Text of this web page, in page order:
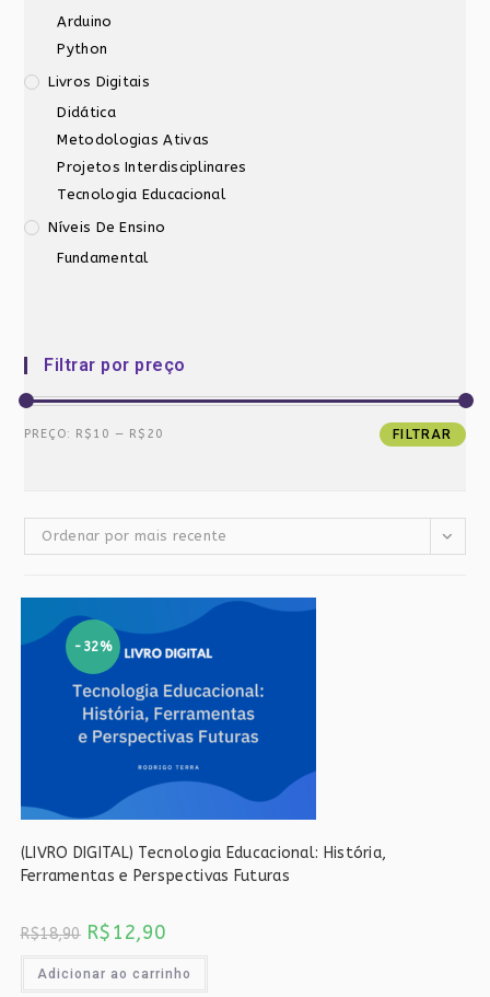
Arduino
Python
Livros Digitais
Didática
Metodologias Ativas
Projetos Interdisciplinares
Tecnologia Educacional
Níveis De Ensino
Fundamental
Filtrar por preço
Preço
Preço
FILTRAR
PREÇO: R$10 — R$20
Ordenar por mais recente
-32%
(LIVRO DIGITAL) Tecnologia Educacional: História,
Ferramentas e Perspectivas Futuras
R$18,90 O
preço
era:
R$12,90
é:
Adicionar ao carrinho